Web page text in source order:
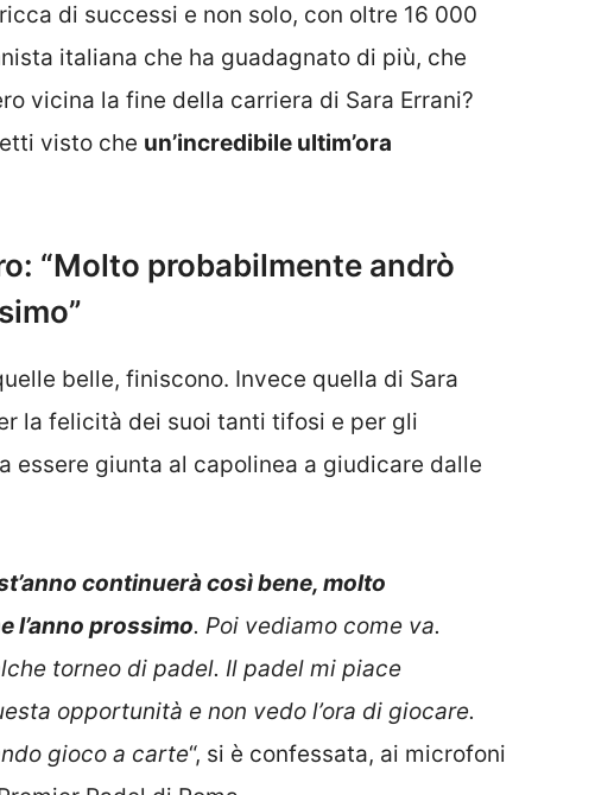
di successi e non solo, con oltre 16 000
italiana che ha guadagnato di più, che
vicina la fine della carriera di Sara Errani?
visto che un’incredibile ultim’ora
“Molto probabilmente andrò
belle, finiscono. Invece quella di Sara
la felicità dei suoi tanti tifosi e per gli
essere giunta al capolinea a giudicare dalle
continuerà così bene, molto
l’anno prossimo. Poi vediamo come va.
torneo di padel. Il padel mi piace
opportunità e non vedo l’ora di giocare.
gioco a carte“, si è confessata, ai microfoni